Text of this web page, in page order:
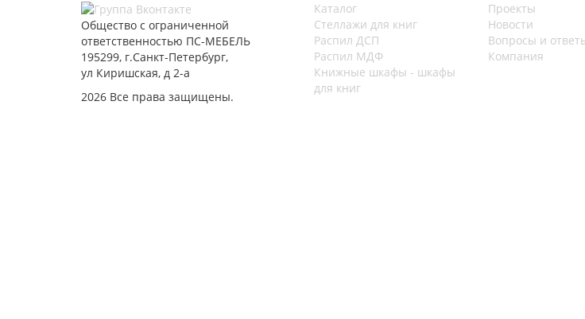
Общество с ограниченной
ответственностью ПС-МЕБЕЛЬ
195299, г.Санкт-Петербург,
ул Киришская, д 2-а
2026 Все права защищены.
Каталог Проекты
Стеллажи для книг
Новости
Распил ДСП
Вопросы и
Распил МДФ
Компания
Книжные шкафы - шкафы
для книг